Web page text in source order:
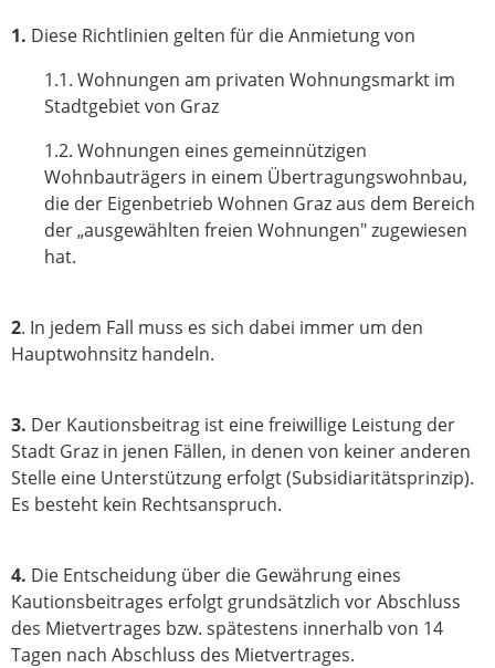
1. Diese Richtlinien gelten für die Anmietung von
1.1. Wohnungen am privaten Wohnungsmarkt im
Stadtgebiet von Graz
1.2. Wohnungen eines gemeinnützigen
Wohnbauträgers in einem Übertragungswohnbau,
die der Eigenbetrieb Wohnen Graz aus dem Bereich
der „ausgewählten freien Wohnungen" zugewiesen
hat.
2. In jedem Fall muss es sich dabei immer um den
Hauptwohnsitz handeln.
3. Der Kautionsbeitrag ist eine freiwillige Leistung der
Stadt Graz in jenen Fällen, in denen von keiner anderen
Stelle eine Unterstützung erfolgt (Subsidiaritätsprinzip).
Es besteht kein Rechtsanspruch.
4. Die Entscheidung über die Gewährung eines
Kautionsbeitrages erfolgt grundsätzlich vor Abschluss
des Mietvertrages bzw. spätestens innerhalb von 14
Tagen nach Abschluss des Mietvertrages.